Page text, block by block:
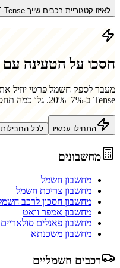
לאיזו קטגוריית רכבים שייך DS 3 E-Tense?
חסכו על הטעינה
מעבר לספק חשמל פרטי יוזיל
Tense ב-7%–20%. גלו כמה תחסכו.
התחילו עכשיו לכל החבילות
מחשבונים
מחשבון חשמל
מחשבון צריכת חשמל
מחשבון חסכון לרכב
מחשבון אמפר וואט
מחשבון פאנלים סולאריים
מחשבון משכנתא
רכבים חשמליים